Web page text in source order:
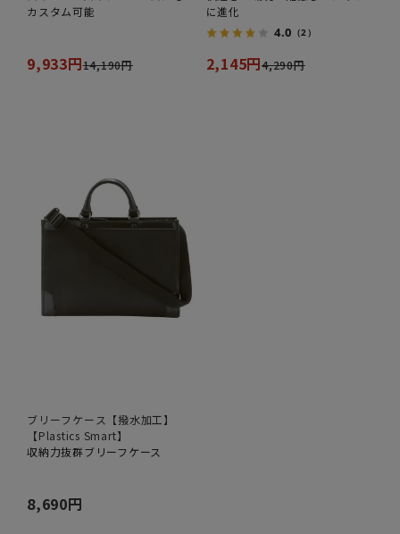
カスタム可能
9,933円14,190円
に進化
4.0 （2）
2,145円4,290円
ブリーフケース【撥水加工】
【Plastics Smart】
収納力抜群ブリーフケース
8,690円